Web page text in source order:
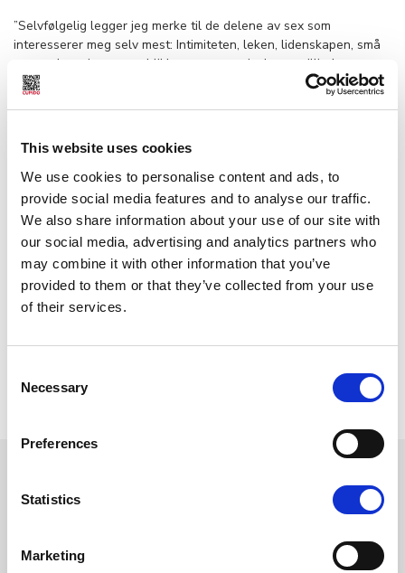
This website uses cookies
We use cookies to personalise content and ads, to
provide social media features and to analyse our traffic.
We also share information about your use of our site with
our social media, advertising and analytics partners who
may combine it with other information that you’ve
provided to them or that they’ve collected from your use
of their services.
Selection
Necessary
Preferences
Statistics
Marketing
”Selvfølgelig legger jeg merke til de delene av sex som
interesserer meg selv mest: Intimiteten, leken, lidenskapen, små
gester, berøringen, øyeblikkene av overgivelse og tillit. Jeg
fokuserer mer på ansikter og hender enn på kjønnsorganer fordi
se hvert par, hvert individ, hver gruppe som den de egentlig er.”
Davids bilder har vært publisert i “Photo Sex: Fine Art Sexual
Photography Comes of Age”, “Divas of San Francisco: Portraits of
Transsexual Women” og “The Mammoth Book of Erotic
Photography”.
Han har stilt ut på Kinsey Institute, Seattle Erotic Arts Festival,
ErosFest Northwest, San Francisco's Center for Sex and Culture
og ved arrangementer ved The Society For The Scientific Study
fotografering: “Loving Couples” og “SexAbility: The
Steinberg bor i San Francisco.